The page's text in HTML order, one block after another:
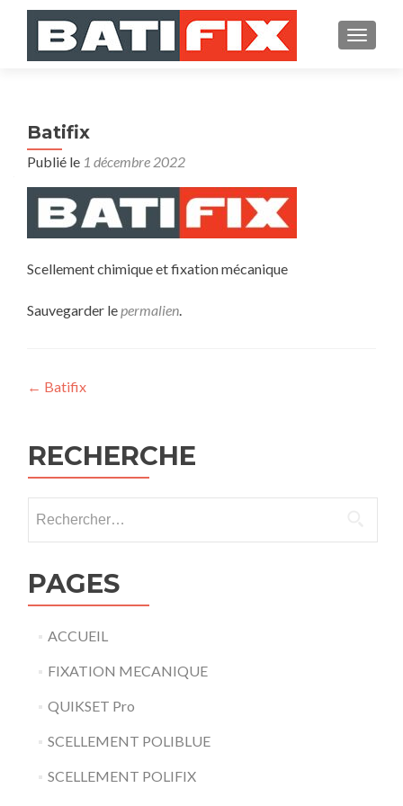
Batifix
Publié le 1 décembre 2022
Scellement chimique et fixation mécanique
Sauvegarder lepermalien.
Navigation
l’article
← Batifix
RECHERCHE
PAGES
ACCUEIL
FIXATION MECANIQUE
QUIKSET Pro
SCELLEMENT POLIBLUE
SCELLEMENT POLIFIX